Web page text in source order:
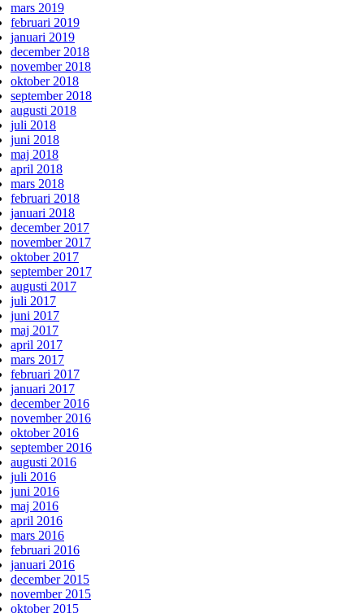
mars 2019
februari 2019
januari 2019
december 2018
november 2018
oktober 2018
september 2018
augusti 2018
juli 2018
juni 2018
maj 2018
april 2018
mars 2018
februari 2018
januari 2018
december 2017
november 2017
oktober 2017
september 2017
augusti 2017
juli 2017
juni 2017
maj 2017
april 2017
mars 2017
februari 2017
januari 2017
december 2016
november 2016
oktober 2016
september 2016
augusti 2016
juli 2016
juni 2016
maj 2016
april 2016
mars 2016
februari 2016
januari 2016
december 2015
november 2015
oktober 2015